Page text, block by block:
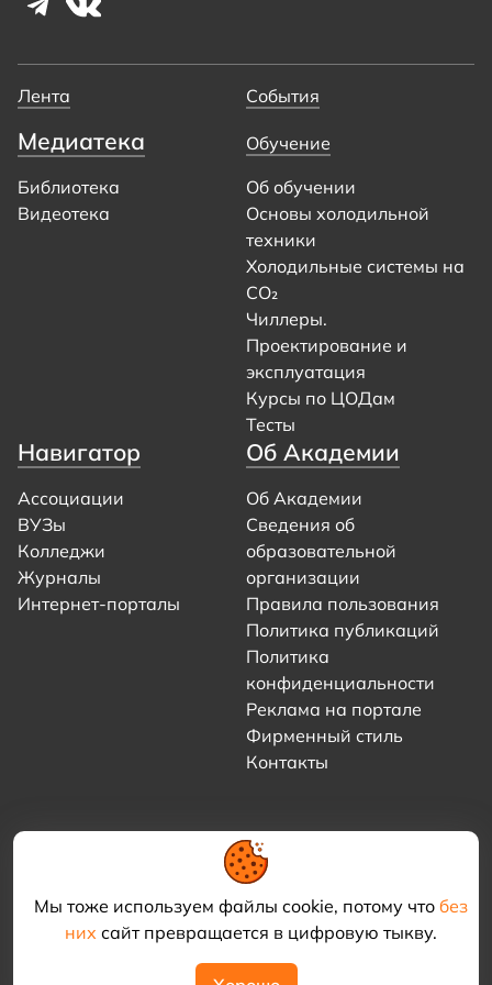
Мы тоже используем файлы cookie, потому что без
нихсайт превращается в цифровую тыкву.
Лента События
Медиатека
Библиотека
Видеотека
Обучение
Об обучении
Основы холодильной
техники
Холодильные системы на
CO₂
Чиллеры.
Проектирование и
эксплуатация
Курсы по ЦОДам
Тесты
Навигатор
Ассоциации
ВУЗы
Колледжи
Журналы
Интернет-порталы
Об Академии
Об Академии
Сведения об
образовательной
организации
Правила пользования
Политика публикаций
Политика
конфиденциальности
Реклама на портале
Фирменный стиль
Контакты
© 2021–2026 «Академия КриоФрост»